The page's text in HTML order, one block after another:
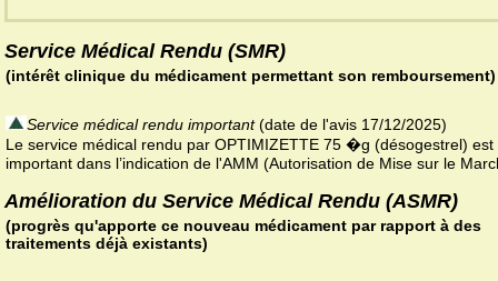
Service Médical Rendu (SMR)
(intérêt clinique du médicament permettant son remboursement)
Service médical rendu important(date de l'avis 17/12/2025)
Le service médical rendu par OPTIMIZETTE 75 �g (désogestrel) est
important dans l’indication de l'AMM (Autorisation de Mise sur le
Amélioration du Service Médical Rendu (ASMR)
(progrès qu'apporte ce nouveau médicament par rapport à des
traitements déjà existants)